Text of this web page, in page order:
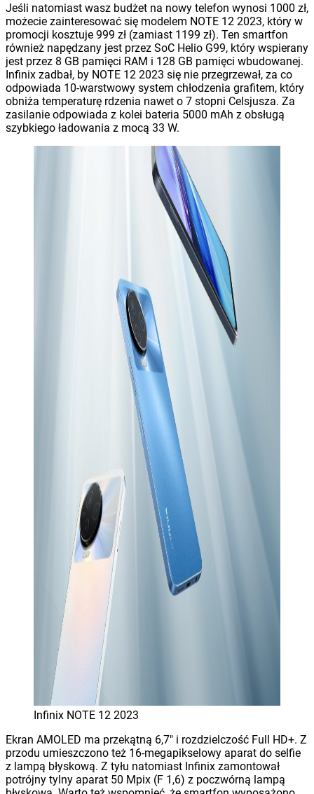
Jeśli natomiast wasz budżet na nowy telefon wynosi 1000 zł,
możecie zainteresować się modelem NOTE 12 2023, który w
promocji kosztuje 999 zł (zamiast 1199 zł). Ten smartfon
również napędzany jest przez SoC Helio G99, który wspierany
jest przez 8 GB pamięci RAM i 128 GB pamięci wbudowanej.
Infinix zadbał, by NOTE 12 2023 się nie przegrzewał, za co
odpowiada 10-warstwowy system chłodzenia grafitem, który
obniża temperaturę rdzenia nawet o 7 stopni Celsjusza. Za
zasilanie odpowiada z kolei bateria 5000 mAh z obsługą
szybkiego ładowania z mocą 33 W.
Infinix NOTE 12 2023
Ekran AMOLED ma przekątną 6,7″ i rozdzielczość Full HD+. Z
przodu umieszczono też 16-megapikselowy aparat do selfie
z lampą błyskową. Z tyłu natomiast Infinix zamontował
potrójny tylny aparat 50 Mpix (F 1,6) z poczwórną lampą